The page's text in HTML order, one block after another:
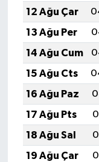
12 Ağu Çar
13 Ağu Per
14 Ağu Cum
15 Ağu Cts
16 Ağu Paz
17 Ağu Pts
18 Ağu Sal
19 Ağu Çar